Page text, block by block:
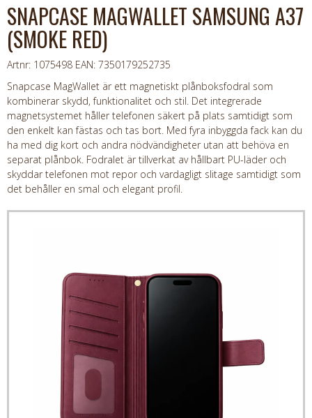
SNAPCASE MAGWALLET SAMSUNG A37
(SMOKE RED)
Artnr: 1075498 EAN: 7350179252735
Snapcase MagWallet är ett magnetiskt plånboksfodral som
kombinerar skydd, funktionalitet och stil. Det integrerade
magnetsystemet håller telefonen säkert på plats samtidigt som
den enkelt kan fästas och tas bort. Med fyra inbyggda fack kan du
ha med dig kort och andra nödvändigheter utan att behöva en
separat plånbok. Fodralet är tillverkat av hållbart PU-läder och
skyddar telefonen mot repor och vardagligt slitage samtidigt som
det behåller en smal och elegant profil.